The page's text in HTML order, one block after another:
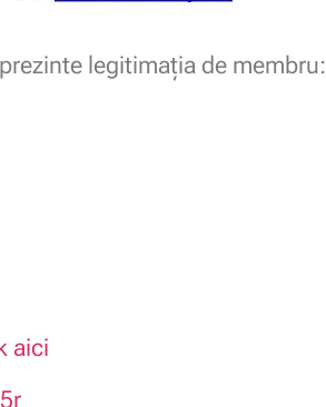
legitimaţia de membru:
aici